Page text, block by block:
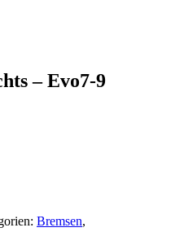
– Evo7-9
Bremsen,